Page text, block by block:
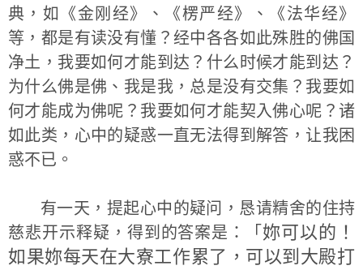
典，如《金刚经》、《楞严经》、《法华经》
等，都是有读没有懂？经中各各如此殊胜的佛国
净土，我要如何才能到达？什么时候才能到达？
为什么佛是佛、我是我，总是没有交集？我要如
何才能成为佛呢？我要如何才能契入佛心呢？诸
如此类，心中的疑惑一直无法得到解答，让我困
惑不已。
有一天，提起心中的疑问，恳请精舍的住持
慈悲开示释疑，得到的答案是：「 妳可以的！
如果妳每天在大寮工作累了，可以到大殿打